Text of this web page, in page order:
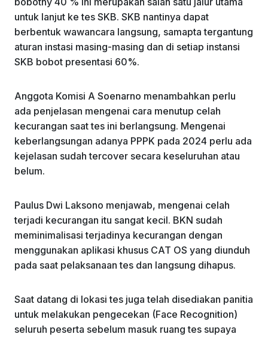
untuk lanjut ke tes SKB. SKB nantinya dapat
berbentuk wawancara langsung, samapta tergantung
aturan instasi masing-masing dan di setiap instansi
SKB bobot presentasi 60%.
Anggota Komisi A Soenarno menambahkan perlu
ada penjelasan mengenai cara menutup celah
kecurangan saat tes ini berlangsung. Mengenai
keberlangsungan adanya PPPK pada 2024 perlu ada
kejelasan sudah tercover secara keseluruhan atau
belum.
Paulus Dwi Laksono menjawab, mengenai celah
terjadi kecurangan itu sangat kecil. BKN sudah
meminimalisasi terjadinya kecurangan dengan
menggunakan aplikasi khusus CAT OS yang diunduh
pada saat pelaksanaan tes dan langsung dihapus.
Saat datang di lokasi tes juga telah disediakan panitia
untuk melakukan pengecekan (Face Recognition)
seluruh peserta sebelum masuk ruang tes supaya